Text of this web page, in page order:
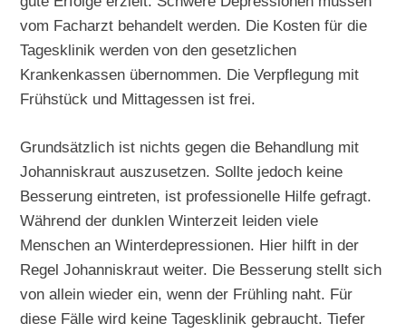
vom Facharzt behandelt werden. Die Kosten für die
Tagesklinik werden von den gesetzlichen
Krankenkassen übernommen. Die Verpflegung mit
Frühstück und Mittagessen ist frei.
Grundsätzlich ist nichts gegen die Behandlung mit
Johanniskraut auszusetzen. Sollte jedoch keine
Besserung eintreten, ist professionelle Hilfe gefragt.
Während der dunklen Winterzeit leiden viele
Menschen an Winterdepressionen. Hier hilft in der
Regel Johanniskraut weiter. Die Besserung stellt sich
von allein wieder ein, wenn der Frühling naht. Für
diese Fälle wird keine Tagesklinik gebraucht. Tiefer